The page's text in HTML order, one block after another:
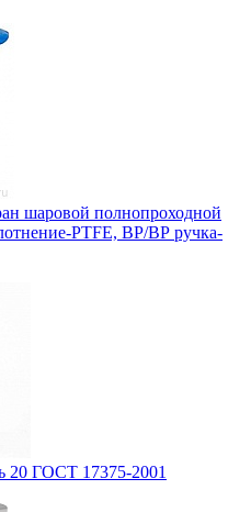
шаровой полнопроходной
PTFE, ВР/ВР ручка-
20 ГОСТ 17375-2001